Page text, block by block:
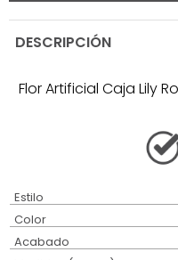
DESCRIPCIÓN
Flor Artificial Caja Lily
Estilo
Color
Acabado